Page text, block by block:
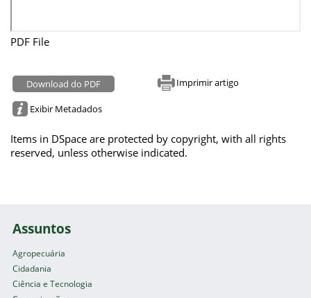
PDF File
Download do PDF Imprimir artigo
Exibir Metadados
Items in DSpace are protected by copyright, with all rights
reserved, unless otherwise indicated.
Assuntos
Agropecuária
Cidadania
Ciência e Tecnologia